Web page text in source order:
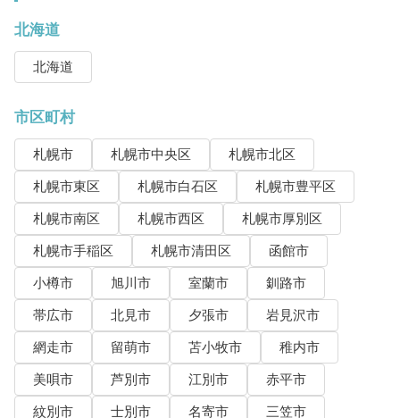
北海道
北海道
市区町村
札幌市 札幌市中央区
札幌市北区
札幌市東区
札幌市白石区
札幌市豊平区
札幌市南区
札幌市西区
札幌市厚別区
札幌市手稲区
札幌市清田区
函館市
小樽市
旭川市 室蘭市
釧路市
帯広市
北見市 夕張市
岩見沢市
網走市
留萌市 苫小牧市
稚内市
美唄市
芦別市 江別市
赤平市
紋別市
士別市 名寄市 三笠市